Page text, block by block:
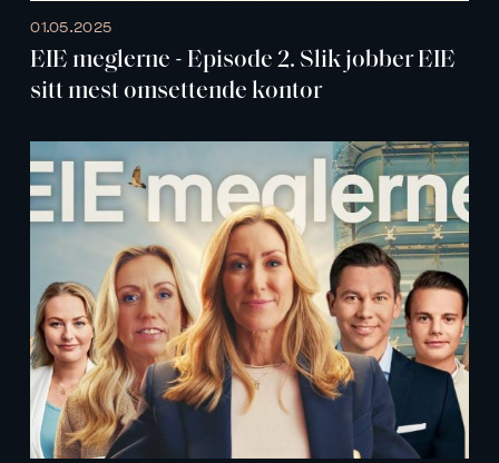
01.05.2025
EIE meglerne - Episode 2. Slik jobber EIE
sitt mest omsettende kontor